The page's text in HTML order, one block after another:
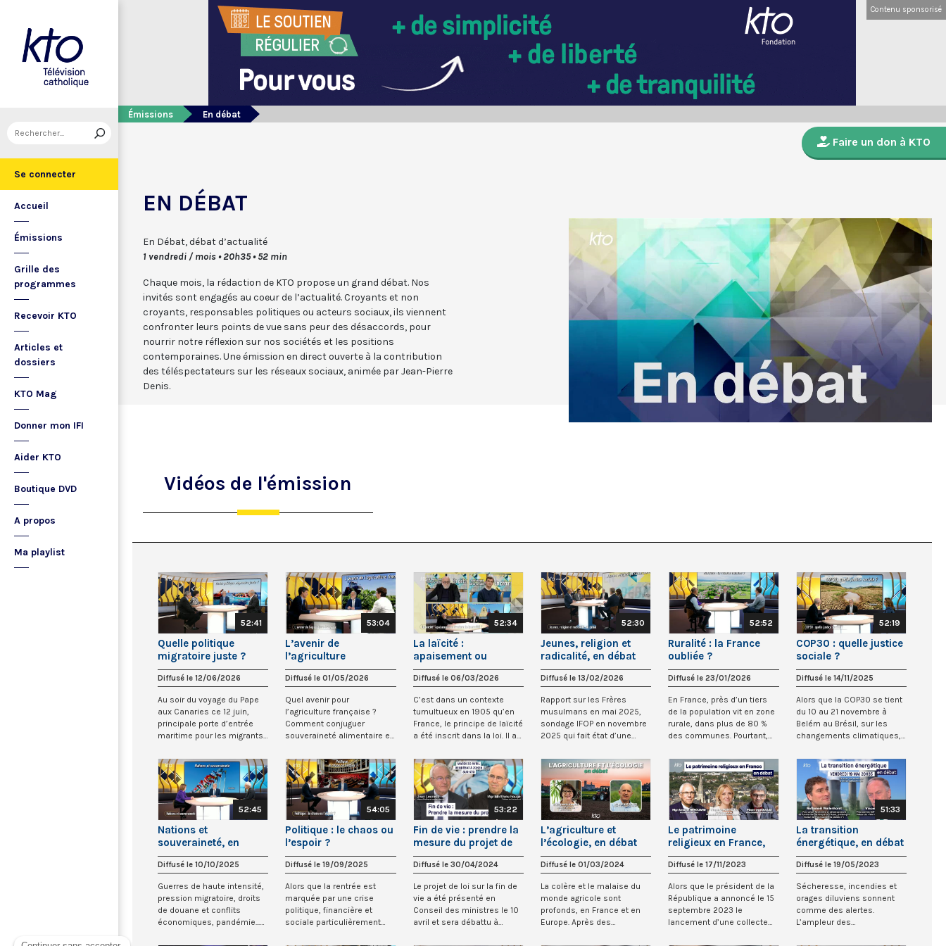
Se connecter
Accueil
Émissions
Grille des
programmes
Recevoir KTO
Articles et
dossiers
KTO Mag
Donner mon IFI
Aider KTO
Boutique DVD
A propos
Ma playlist
Contenu sponsorisé
Émissions En débat
Faire un don à KTO
EN DÉBAT
En Débat, débat d’actualité
1 vendredi / mois • 20h35 • 52 min
Chaque mois, la rédaction de KTO propose un grand débat. Nos
invités sont engagés au coeur de l’actualité. Croyants et non
croyants, responsables politiques ou acteurs sociaux, ils viennent
confronter leurs points de vue sans peur des désaccords, pour
nourrir notre réflexion sur nos sociétés et les positions
contemporaines. Une émission en direct ouverte à la contribution
des téléspectateurs sur les réseaux sociaux, animée parJean-Pierre
Denis.
Vidéos de l'émission
52:41
Quelle politique
migratoire juste ?
Diffusé le 12/06/2026
Au soir du voyage du Pape
aux Canaries ce 12 juin,
principale porte d’entrée
maritime pour les migrants
53:04
L’avenir de
l’agriculture
française, en débat
Diffusé le 01/05/2026
Quel avenir pour
l’agriculture française ?
Comment conjuguer
souveraineté alimentaire et
52:34
La laïcité :
apaisement ou
fracture de la société
?
Diffusé le 06/03/2026
C’est dans un contexte
tumultueux en 1905 qu’en
France, le principe de laïcité
a été inscrit dans la loi. Il a
52:30
Jeunes, religion et
radicalité, en débat
Diffusé le 13/02/2026
Rapport sur les Frères
musulmans en mai 2025,
sondage IFOP en novembre
2025 qui fait état d’une
52:52
Ruralité : la France
oubliée ?
Diffusé le 23/01/2026
En France, près d’un tiers
de la population vit en zone
rurale, dans plus de 80 %
des communes. Pourtant,
52:19
COP30 : quelle justice
sociale ?
Diffusé le 14/11/2025
Alors que la COP30 se tient
du 10 au 21 novembre à
Belém au Brésil, sur les
changements climatiques,
52:45
Nations et
souveraineté, en
débat
Diffusé le 10/10/2025
Guerres de haute intensité,
pression migratoire, droits
de douane et conflits
économiques, pandémie...
54:05
Politique : le chaos ou
l’espoir ?
Diffusé le 19/09/2025
Alors que la rentrée est
marquée par une crise
politique, financière et
sociale particulièrement
53:22
Fin de vie : prendre la
mesure du projet de
loi
Diffusé le 30/04/2024
Le projet de loi sur la fin de
vie a été présenté en
Conseil des ministres le 10
avril et sera débattu à
L’agriculture et
l’écologie, en débat
Diffusé le 01/03/2024
La colère et le malaise du
monde agricole sont
profonds, en France et en
Europe. Après des
Le patrimoine
religieux en France,
en débat
Diffusé le 17/11/2023
Alors que le président de la
République a annoncé le 15
septembre 2023 le
lancement d’une collecte
51:33
La transition
énergétique, en débat
Diffusé le 19/05/2023
Sécheresse, incendies et
orages diluviens sonnent
comme des alertes.
L’ampleur des